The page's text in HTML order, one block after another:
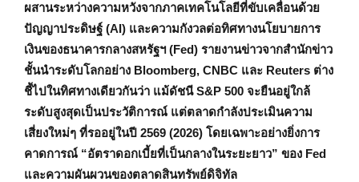
ผสานระหว่างความหวังจากภาคเทคโนโลยีที่ขับเคลื่อนด้วย
ปัญญาประดิษฐ์ (AI) และความกังวลต่อทิศทางนโยบายการ
เงินของธนาคารกลางสหรัฐฯ (Fed) รายงานข่าวจากสำนักข่าว
ชั้นนำระดับโลกอย่าง Bloomberg, CNBC และ Reuters ต่าง
ชี้ไปในทิศทางเดียวกันว่า แม้ดัชนี S&P 500 จะยืนอยู่ใกล้
ระดับสูงสุดเป็นประวัติการณ์ แต่ตลาดกำลังประเมินความ
เสี่ยงใหม่ๆ ที่รออยู่ในปี 2569 (2026) โดยเฉพาะอย่างยิ่งการ
คาดการณ์ “อัตราดอกเบี้ยที่เป็นกลางในระยะยาว” ของ Fed
และความผันผวนของตลาดสินทรัพย์ดิจิทัล